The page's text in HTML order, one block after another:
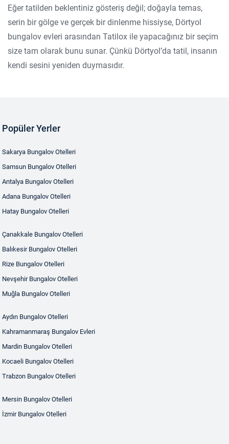
Eğer tatilden beklentiniz gösteriş değil; doğayla temas,
serin bir gölge ve gerçek bir dinlenme hissiyse, Dörtyol
bungalov evleri arasından Tatilox ile yapacağınız bir seçim
size tam olarak bunu sunar. Çünkü Dörtyol’da tatil, insanın
kendi sesini yeniden duymasıdır.
Popüler Yerler
Sakarya Bungalov Otelleri
Samsun Bungalov Otelleri
Antalya Bungalov Otelleri
Adana Bungalov Otelleri
Hatay Bungalov Otelleri
Çanakkale Bungalov Otelleri
Balıkesir Bungalov Otelleri
Rize Bungalov Otelleri
Nevşehir Bungalov Otelleri
Muğla Bungalov Otelleri
Aydın Bungalov Otelleri
Kahramanmaraş Bungalov Evleri
Mardin Bungalov Otelleri
Kocaeli Bungalov Otelleri
Trabzon Bungalov Otelleri
Mersin Bungalov Otelleri
İzmir Bungalov Otelleri